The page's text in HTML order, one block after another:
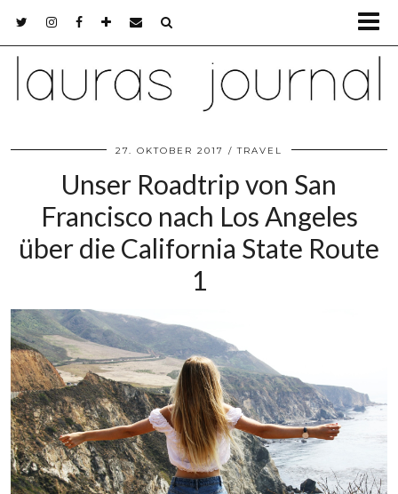
27. OKTOBER 2017 TRAVEL
Unser Roadtrip von San
Francisco nach Los Angeles
über die California State Route
1